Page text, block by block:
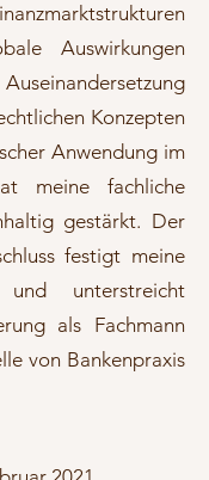
Auswirkungen
Konzepten
Anwendung im
meine fachliche
gestärkt. Der
festigt meine
und unterstreicht
als Fachmann
von Bankenpraxis